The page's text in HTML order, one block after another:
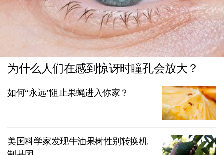
为什么人们在感到惊讶时瞳孔会放大？
如何“永远”阻止果蝇进入你家？
美国科学家发现牛油果树性别转换机